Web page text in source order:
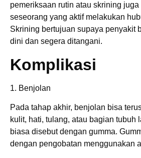
pemeriksaan rutin atau skrining juga
seseorang yang aktif melakukan
Skrining bertujuan supaya penyakit
dini dan segera ditangani.
Komplikasi
1. Benjolan
Pada tahap akhir, benjolan bisa
kulit, hati, tulang, atau bagian tubuh
biasa disebut dengan gumma.
dengan pengobatan menggunakan